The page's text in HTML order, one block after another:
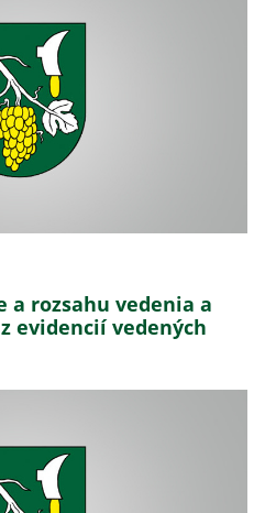
a rozsahu vedenia a
evidencií vedených